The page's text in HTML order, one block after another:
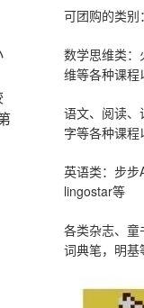
可团购的类别：
数学思维类：
维等各种课程
语文、阅读、
字等各种课程
英语类：步步
lingostar等
各类杂志、童
词典笔，明基